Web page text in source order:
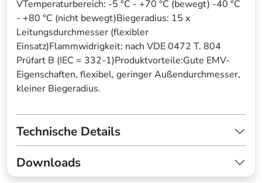
VTemperaturbereich: -5 °C - +70 °C (bewegt) -40 °C
- +80 °C (nicht bewegt)Biegeradius: 15 x
Leitungsdurchmesser (flexibler
Einsatz)Flammwidrigkeit: nach VDE 0472 T. 804
Prüfart B (IEC = 332-1)Produktvorteile:Gute EMV-
Eigenschaften, flexibel, geringer Außendurchmesser,
kleiner Biegeradius.
Technische Details
Downloads